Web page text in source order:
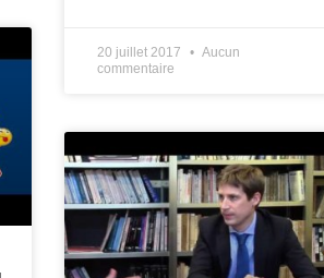
20 juillet 2017
Aucun
commentaire